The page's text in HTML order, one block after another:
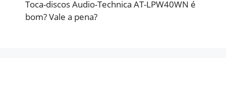
Toca-discos Audio-Technica AT-LPW40WN é
bom? Vale a pena?